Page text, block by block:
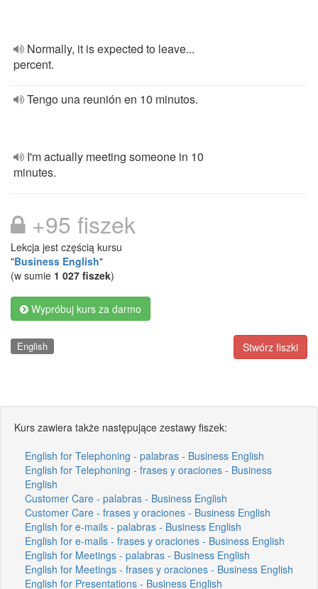
Normally, it is expected to leave...
percent.
Tengo una reunión en 10 minutos.
I'm actually meeting someone in 10
minutes.
+95 fiszek
Lekcja jest częścią kursu
"Business English"
(w sumie 1 027 fiszek)
Wypróbuj kurs za darmo
Stwórz fiszki
English
Kurs zawiera także następujące zestawy fiszek:
English for Telephoning - palabras - Business English
English for Telephoning - frases y oraciones - Business
English
Customer Care - palabras - Business English
Customer Care - frases y oraciones - Business English
English for e-mails - palabras - Business English
English for e-mails - frases y oraciones - Business English
English for Meetings - palabras - Business English
English for Meetings - frases y oraciones - Business English
English for Presentations - Business English